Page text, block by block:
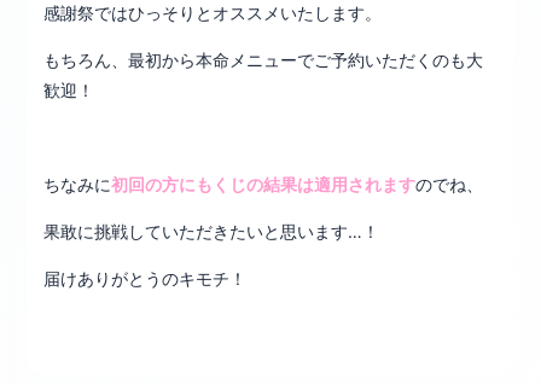
感謝祭ではひっそりとオススメいたします。
もちろん、最初から本命メニューでご予約いただくのも大
歓迎！
ちなみに初回の方にもくじの結果は適用されますのでね、
果敢に挑戦していただきたいと思います…！
届けありがとうのキモチ！